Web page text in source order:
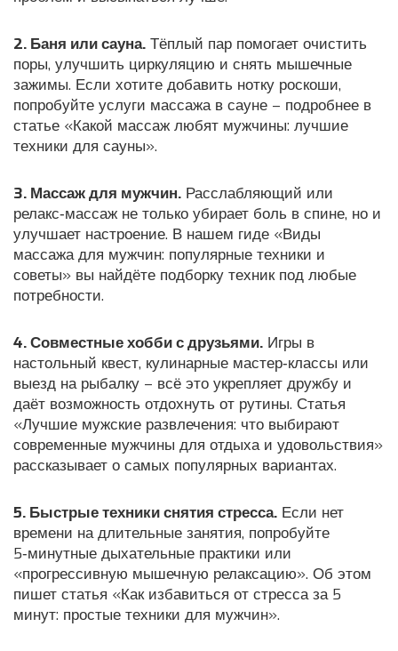
2. Баня или сауна. Тёплый пар помогает очистить
поры, улучшить циркуляцию и снять мышечные
зажимы. Если хотите добавить нотку роскоши,
попробуйте услуги массажа в сауне – подробнее в
статье «Какой массаж любят мужчины: лучшие
техники для сауны».
3. Массаж для мужчин. Расслабляющий или
релакс‑массаж не только убирает боль в спине, но и
улучшает настроение. В нашем гиде «Виды
массажа для мужчин: популярные техники и
советы» вы найдёте подборку техник под любые
потребности.
4. Совместные хобби с друзьями. Игры в
настольный квест, кулинарные мастер‑классы или
выезд на рыбалку – всё это укрепляет дружбу и
даёт возможность отдохнуть от рутины. Статья
«Лучшие мужские развлечения: что выбирают
современные мужчины для отдыха и удовольствия»
рассказывает о самых популярных вариантах.
5. Быстрые техники снятия стресса. Если нет
времени на длительные занятия, попробуйте
5‑минутные дыхательные практики или
«прогрессивную мышечную релаксацию». Об этом
пишет статья «Как избавиться от стресса за 5
минут: простые техники для мужчин».